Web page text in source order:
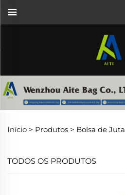
Início > Produtos > Bolsa de Juta
TODOS OS PRODUTOS